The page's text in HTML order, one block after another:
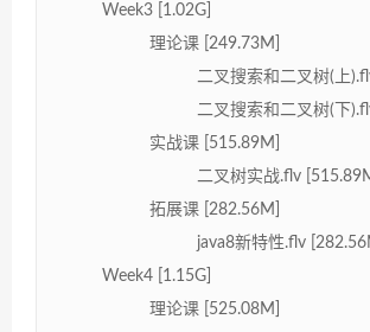
Week3 [1.02G]
理论课 [249.73M]
二叉搜索和二叉树(上
二叉搜索和二叉树(下
实战课 [515.89M]
二叉树实战.flv
拓展课 [282.56M]
java8新特性.flv
Week4 [1.15G]
理论课 [525.08M]